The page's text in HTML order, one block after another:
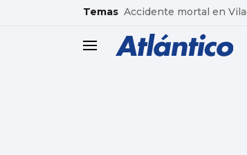
common.go-to-content
Temas Accidente mortal en
header.menu.open